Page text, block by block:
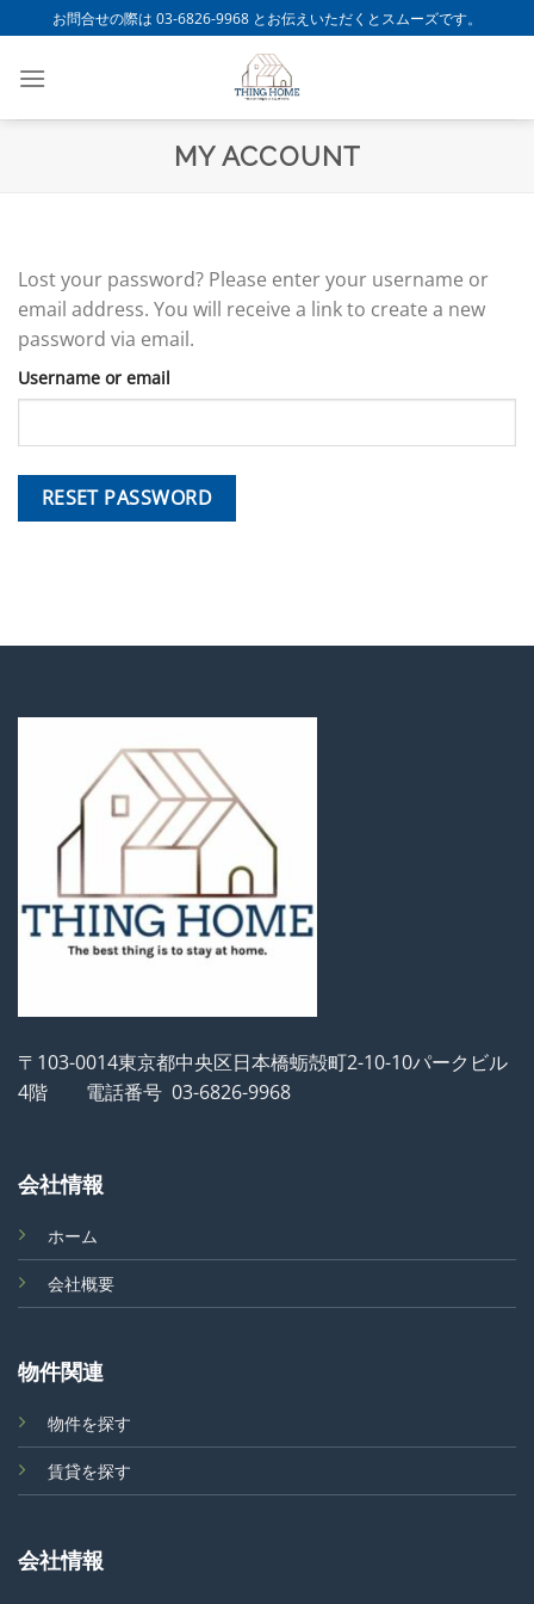
to
content
お問合せの際は 03-6826-9968 とお伝えいただくとスムーズです。
MY ACCOUNT
Lost your password? Please enter your username or
email address. You will receive a link to create a new
password via email.
Username or email
RESET PASSWORD
〒103-0014東京都中央区日本橋蛎殻町2-10-10パークビル
4階 電話番号 03-6826-9968
会社情報
ホーム
会社概要
物件関連
物件を探す
賃貸を探す
会社情報